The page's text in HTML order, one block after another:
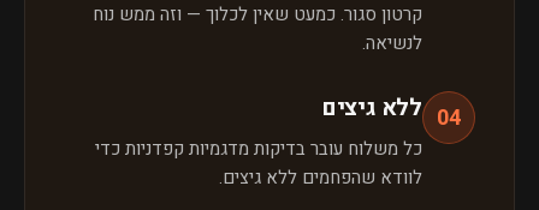
קרטון סגור. כמעט שאין לכלוך — וזה ממש נוח
לנשיאה.
04 ללא גיצים
כל משלוח עובר בדיקות מדגמיות קפדניות כדי
לוודא שהפחמים ללא גיצים.